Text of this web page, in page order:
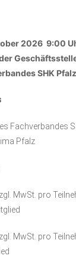
2026 9:00
SHK
Fachverbandes
Pfalz
MwSt. pro
MwSt. pro